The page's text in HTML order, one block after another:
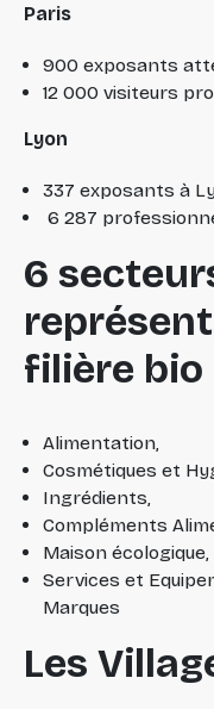
Paris
900 exposants
12 000 visiteurs
Lyon
337 exposants à
6 287
6
filière bio
Alimentation,
Cosmétiques et
Ingrédients,
Compléments
Maison écologique,
Services et
Marques
Les